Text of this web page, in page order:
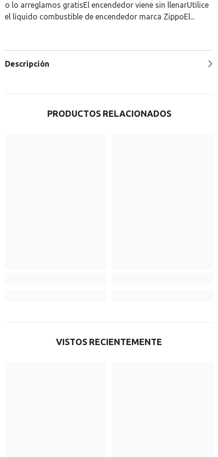
o lo arreglamos gratisEl encendedor viene sin llenarUtilice
el líquido combustible de encendedor marca ZippoEl...
Descripción
PRODUCTOS RELACIONADOS
VISTOS RECIENTEMENTE